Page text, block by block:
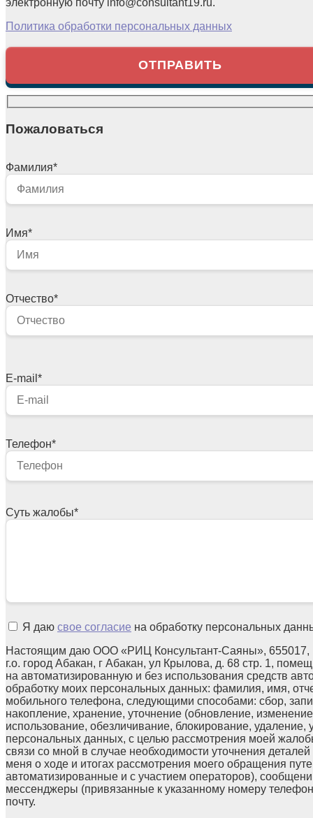
Политика обработки персональных данных
Пожаловаться
Фамилия*
Имя*
Отчество*
E-mail *
Телефон*
Суть жалобы*
Я даю свое согласие на обработку персональных
Настоящим даю ООО «РИЦ Консультант-Саяны», 655017,
г.о. город Абакан, г Абакан, ул Крылова, д. 68 стр. 1,
на автоматизированную и без использования средств
обработку моих персональных данных: фамилия, имя,
мобильного телефона, следующими способами: сбор,
накопление, хранение, уточнение (обновление,
использование, обезличивание, блокирование, удаление,
персональных данных, с целью рассмотрения моей
связи со мной в случае необходимости уточнения
меня о ходе и итогах рассмотрения моего обращения
автоматизированные и с участием операторов),
мессенджеры (привязанные к указанному номеру
почту.